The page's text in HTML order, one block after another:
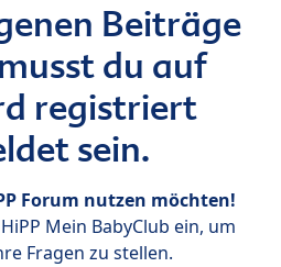
Beiträge
du auf
registriert
sein.
Forum nutzen möchten!
Mein BabyClub ein, um
Fragen zu stellen.